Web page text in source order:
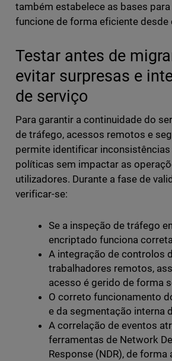
também estabelece as bases para
funcione de forma eficiente desde
Testar antes de
evitar surpresas e
de serviço
Para garantir a continuidade do
de tráfego, acessos remotos e
permite identificar inconsistências
políticas sem impactar as
utilizadores. Durante a fase de
verificar-se:
Se a inspeção de tráfego
encriptado funciona
A integração de controlos
trabalhadores remotos,
acesso é gerido de forma
O correto funcionamento
e da segmentação interna
A correlação de eventos
ferramentas de Network
Response (NDR), de forma